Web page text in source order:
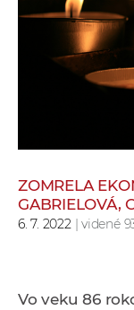
ZOMRELA
GABRIELOVÁ,
6. 7. 2022| videné
Vo veku 86